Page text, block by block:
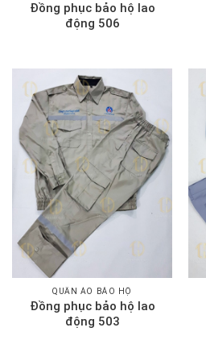
Đồng phục bảo hộ lao
động 506
QUẦN ÁO BẢO HỘ
Đồng phục bảo hộ lao
động 503